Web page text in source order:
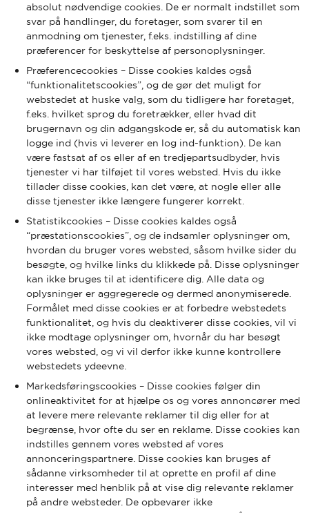
absolut nødvendige cookies. De er normalt indstillet som
svar på handlinger, du foretager, som svarer til en
anmodning om tjenester, f.eks. indstilling af dine
præferencer for beskyttelse af personoplysninger.
Præferencecookies – Disse cookies kaldes også
“funktionalitetscookies”, og de gør det muligt for
webstedet at huske valg, som du tidligere har foretaget,
f.eks. hvilket sprog du foretrækker, eller hvad dit
brugernavn og din adgangskode er, så du automatisk kan
logge ind (hvis vi leverer en log ind-funktion). De kan
være fastsat af os eller af en tredjepartsudbyder, hvis
tjenester vi har tilføjet til vores websted. Hvis du ikke
tillader disse cookies, kan det være, at nogle eller alle
disse tjenester ikke længere fungerer korrekt.
Statistikcookies – Disse cookies kaldes også
“præstationscookies”, og de indsamler oplysninger om,
hvordan du bruger vores websted, såsom hvilke sider du
besøgte, og hvilke links du klikkede på. Disse oplysninger
kan ikke bruges til at identificere dig. Alle data og
oplysninger er aggregerede og dermed anonymiserede.
Formålet med disse cookies er at forbedre webstedets
funktionalitet, og hvis du deaktiverer disse cookies, vil vi
ikke modtage oplysninger om, hvornår du har besøgt
vores websted, og vi vil derfor ikke kunne kontrollere
webstedets ydeevne.
Markedsføringscookies – Disse cookies følger din
onlineaktivitet for at hjælpe os og vores annoncører med
at levere mere relevante reklamer til dig eller for at
begrænse, hvor ofte du ser en reklame. Disse cookies kan
indstilles gennem vores websted af vores
annonceringspartnere. Disse cookies kan bruges af
sådanne virksomheder til at oprette en profil af dine
interesser med henblik på at vise dig relevante reklamer
på andre websteder. De opbevarer ikke